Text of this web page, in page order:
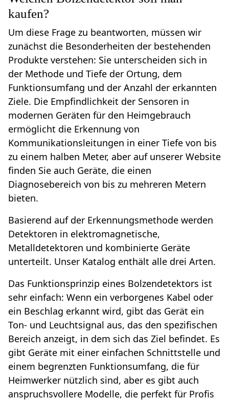
kaufen?
Um diese Frage zu beantworten, müssen wir
zunächst die Besonderheiten der bestehenden
Produkte verstehen: Sie unterscheiden sich in
der Methode und Tiefe der Ortung, dem
Funktionsumfang und der Anzahl der erkannten
Ziele. Die Empfindlichkeit der Sensoren in
modernen Geräten für den Heimgebrauch
ermöglicht die Erkennung von
Kommunikationsleitungen in einer Tiefe von bis
zu einem halben Meter, aber auf unserer Website
finden Sie auch Geräte, die einen
Diagnosebereich von bis zu mehreren Metern
bieten.
Basierend auf der Erkennungsmethode werden
Detektoren in elektromagnetische,
Metalldetektoren und kombinierte Geräte
unterteilt. Unser Katalog enthält alle drei Arten.
Das Funktionsprinzip eines Bolzendetektors ist
sehr einfach: Wenn ein verborgenes Kabel oder
ein Beschlag erkannt wird, gibt das Gerät ein
Ton- und Leuchtsignal aus, das den spezifischen
Bereich anzeigt, in dem sich das Ziel befindet. Es
gibt Geräte mit einer einfachen Schnittstelle und
einem begrenzten Funktionsumfang, die für
Heimwerker nützlich sind, aber es gibt auch
anspruchsvollere Modelle, die perfekt für Profis